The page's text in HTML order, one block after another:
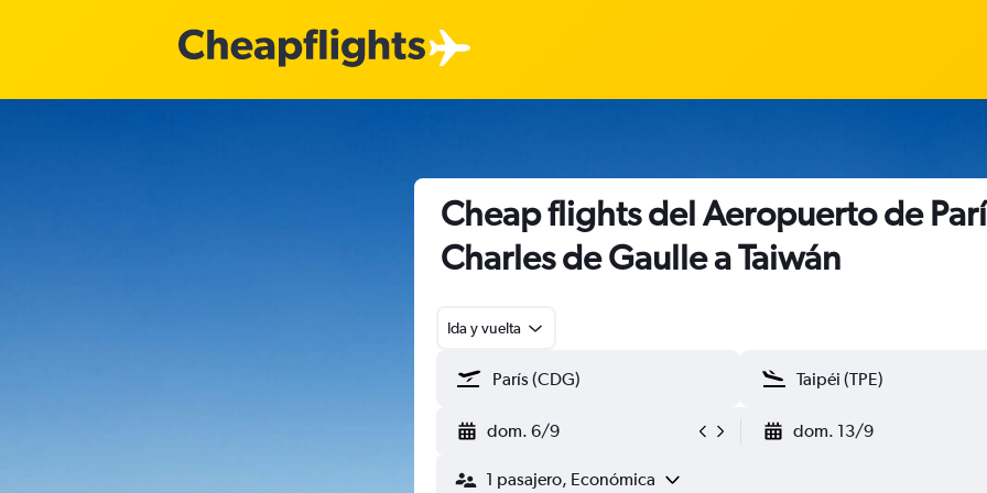
Cheap flights del Aeropuerto de
Charles de Gaulle a Taiwán
Ida y vuelta
dom. 6/9 dom. 13/9
1 pasajero, Económica